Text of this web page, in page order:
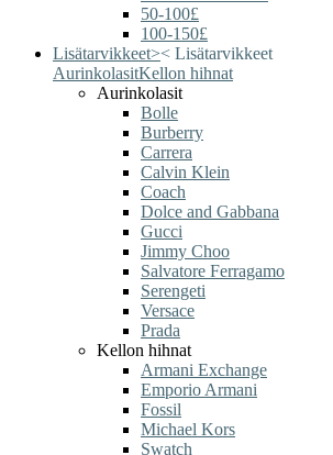
50-100£
100-150£
Lisätarvikkeet>< Lisätarvikkeet
AurinkolasitKellon hihnat
Aurinkolasit
Bolle
Burberry
Carrera
Calvin Klein
Coach
Dolce and Gabbana
Gucci
Jimmy Choo
Salvatore Ferragamo
Serengeti
Versace
Prada
Kellon hihnat
Armani Exchange
Emporio Armani
Fossil
Michael Kors
Swatch